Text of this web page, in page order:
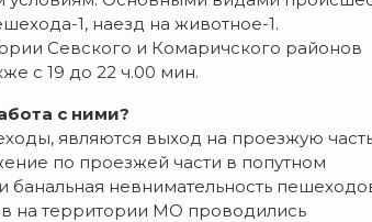
1, наезд на животное-1.
Севского и Комаричского районов
с 19 до 22 ч.00 мин.
с ними?
являются выход на проезжую
по проезжей части в попутном
банальная невнимательность
на территории МО проводились